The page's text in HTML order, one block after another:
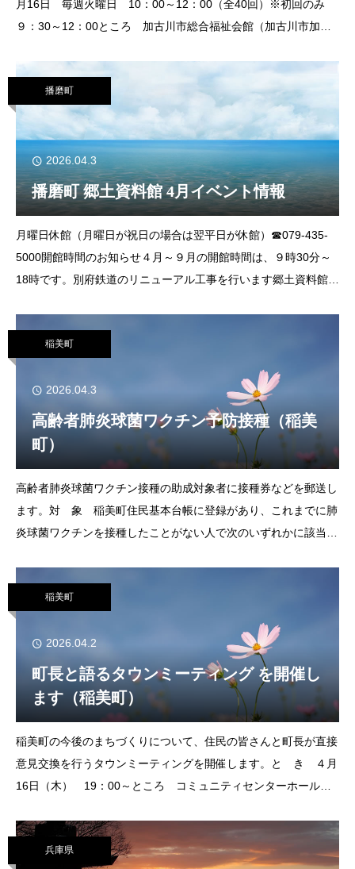
月16日 毎週火曜日 10：00～12：00（全40回）※初回のみ
９：30～12：00ところ 加古川市総合福祉会館（加古川市加古
度の手話の
播磨町
2026.04.3
播磨町 郷土資料館 4月イベント情報
月曜日休館（月曜日が祝日の場合は翌平日が休館）☎079-435-
5000開館時間のお知らせ４月～９月の開館時間は、９時30分～
18時です。別府鉄道のリニューアル工事を行います郷土資料館に
稲美町
2026.04.3
高齢者肺炎球菌ワクチン予防接種（稲美
町）
高齢者肺炎球菌ワクチン接種の助成対象者に接種券などを郵送し
ます。対 象 稲美町住民基本台帳に登録があり、これまでに肺
炎球菌ワクチンを接種したことがない人で次のいずれかに該当す
稲美町
2026.04.2
町長と語るタウンミーティング を開催し
ます（稲美町）
稲美町の今後のまちづくりについて、住民の皆さんと町長が直接
意見交換を行うタウンミーティングを開催します。と き ４月
16日（木） 19：00～ところ コミュニティセンターホールテ
申込み 不要注意事項
兵庫県